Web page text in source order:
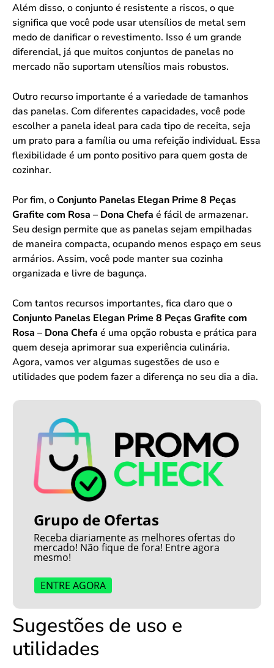
Além disso, o conjunto é resistente a riscos, o que
significa que você pode usar utensílios de metal sem
medo de danificar o revestimento. Isso é um grande
diferencial, já que muitos conjuntos de panelas no
mercado não suportam utensílios mais robustos.
Outro recurso importante é a variedade de tamanhos
das panelas. Com diferentes capacidades, você pode
escolher a panela ideal para cada tipo de receita, seja
um prato para a família ou uma refeição individual. Essa
flexibilidade é um ponto positivo para quem gosta de
cozinhar.
Por fim, oConjunto Panelas Elegan Prime 8 Peças
Grafite com Rosa – Dona Chefa é fácil de armazenar.
Seu design permite que as panelas sejam empilhadas
de maneira compacta, ocupando menos espaço em seus
armários. Assim, você pode manter sua cozinha
organizada e livre de bagunça.
Com tantos recursos importantes, fica claro que o
Conjunto Panelas Elegan Prime 8 Peças Grafite com
Rosa – Dona Chefa é uma opção robusta e prática para
quem deseja aprimorar sua experiência culinária.
Agora, vamos ver algumas sugestões de uso e
utilidades que podem fazer a diferença no seu dia a dia.
Grupo de Ofertas
Receba diariamente as melhores ofertas do
mercado! Não fique de fora! Entre agora
mesmo!
ENTRE AGORA
Sugestões de uso e
utilidades